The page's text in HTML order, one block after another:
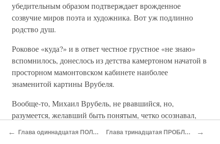
убедительным образом подтверждает врожденное
созвучие миров поэта и художника. Вот уж подлинно
родство душ.
Роковое «куда?» и в ответ честное грустное «не знаю»
вспомнилось, донеслось из детства камертоном начатой в
просторном мамонтовском кабинете наиболее
знаменитой картины Врубеля.
Вообще-то, Михаил Врубель, не рвавшийся, но,
разумеется, желавший быть понятым, четко осознавал,
воспринятым. Его сделанный в Киеве вывод — «что
← Глава одиннадцатая ПОЛЕЗНАЯ КОНКУРЕНЦИЯ Глава тринадцатая ПРОБЛЕМАТИЧЕСКИЕ НАТУРЫ →